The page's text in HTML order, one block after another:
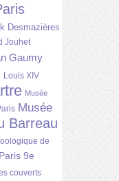
Desmazières
Jouhet
Gaumy
Louis XIV
Musée
Musée
Barreau
de
Paris 9e
couverts